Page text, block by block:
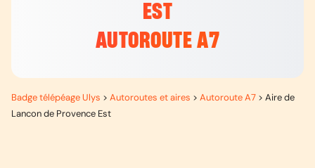
EST
AUTOROUTE A7
Badge télépéage Ulys > Autoroutes et aires > Autoroute A7 > Aire de
Lancon de Provence Est